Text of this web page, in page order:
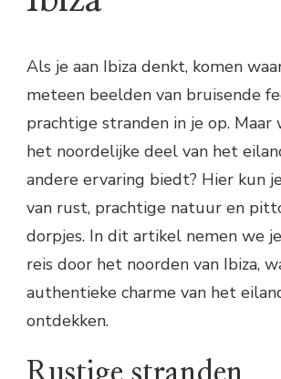
Als je aan Ibiza denkt, komen
meteen beelden van bruisende
prachtige stranden in je op.
het noordelijke deel van het
andere ervaring biedt? Hier kun
van rust, prachtige natuur en
dorpjes. In dit artikel nemen we
reis door het noorden van Ibiza,
authentieke charme van het
ontdekken.
Rustige stranden